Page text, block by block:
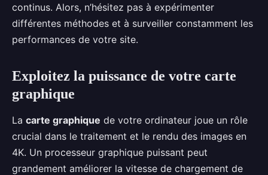
continus. Alors, n’hésitez pas à expérimenter
différentes méthodes et à surveiller constamment les
performances de votre site.
Exploitez la puissance de votre carte
graphique
La carte graphique de votre ordinateur joue un rôle
crucial dans le traitement et le rendu des images en
4K. Un processeur graphique puissant peut
grandement améliorer la vitesse de chargement de